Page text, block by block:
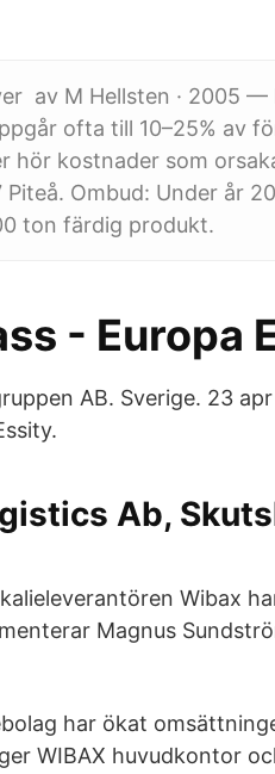
av M Hellsten · 2005
ofta till 10–25% av
kostnader som
Ombud: Under år
ton färdig produkt.
- Europa
AB. Sverige. 23
Ab,
Wibax
Magnus
har ökat
WIBAX huvudkontor